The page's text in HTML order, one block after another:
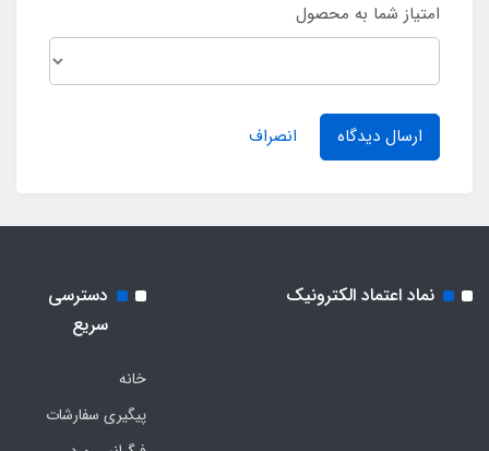
امتیاز شما به محصول
ارسال دیدگاه انصراف
نماد اعتماد الکترونیک
دسترسی
سریع
خانه
پیگیری سفارشات